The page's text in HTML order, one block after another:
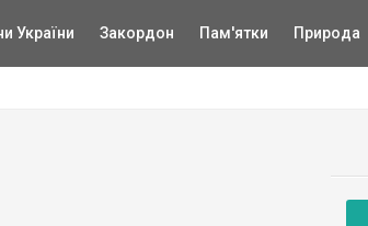
України Закордон Пам'ятки Природа